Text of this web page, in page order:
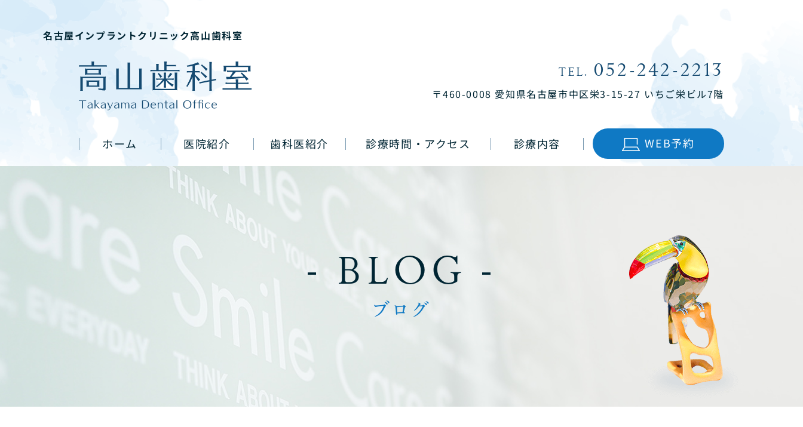
名古屋インプラントクリニック高山歯科室
TEL. 052-242-2213
〒460-0008 愛知県名古屋市中区栄3-15-27 いちご栄ビル7階
ホーム 医院紹介 歯科医紹介 診療時間・アクセス 診療内容 WEB予約
- BLOG -
ブログ